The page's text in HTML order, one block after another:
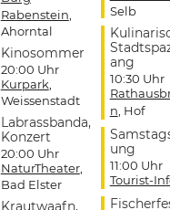
Rabenstein
Ahorntal
Kinosommer
20:00 Uhr
Kurpark
Weissenstadt
Labrassbanda,
Konzert
20:00 Uhr
NaturTheater,
Bad Elster
Krautwaafn,
Selb
ang
10:30 Uhr
n , Hof
ung
11:00 Uhr
Tourist-